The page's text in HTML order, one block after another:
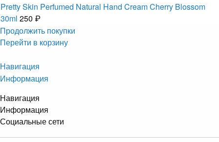
Pretty Skin Perfumed Natural Hand Cream Cherry Blossom
30ml 250 ₽
Продолжить покупки
Перейти в корзину
Навигация
Информация
Навигация
Информация
Социальные сети